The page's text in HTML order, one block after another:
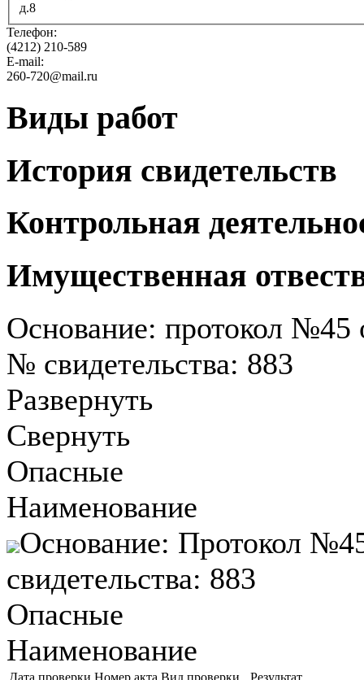
д.8
Телефон:
(4212) 210-589
E-mail:
260-720@mail.ru
Виды работ
История свидетельств
Контрольная
Имущественная
Основание: протокол №45
№ свидетельства: 883
Развернуть
Свернуть
Опасные
Наименование
Основание: Протокол
свидетельства: 883
Опасные
Наименование
Дата проверки Номер акта Вид проверки
Результат